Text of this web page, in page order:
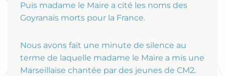
Puis madame le Maire a cité les noms des
Goyranais morts pour la France.
Nous avons fait une minute de silence au
terme de laquelle madame le Maire a mis une
Marseillaise chantée par des jeunes de CM2.